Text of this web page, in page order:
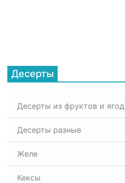
Десерты
Десерты из фруктов и ягод
Десерты разные
Желе
Кексы